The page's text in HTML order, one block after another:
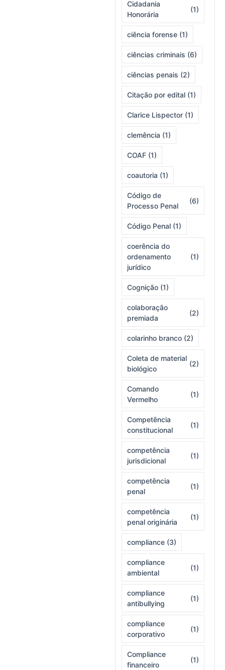
Cidadania
Honorária
(1)
ciência forense (1)
ciências criminais (6)
ciências penais (2)
Citação por edital (1)
Clarice Lispector (1)
clemência (1)
COAF (1)
coautoria (1)
Código de
Processo Penal
(6)
Código Penal (1)
coerência do
ordenamento
jurídico
(1)
Cognição (1)
colaboração
premiada
(2)
colarinho branco (2)
Coleta de material
biológico
(2)
Comando
Vermelho
(1)
Competência
constitucional
(1)
competência
jurisdicional
(1)
competência
penal
(1)
competência
penal originária
(1)
compliance (3)
compliance
ambiental
(1)
compliance
antibullying
(1)
compliance
corporativo
(1)
Compliance
financeiro
(1)